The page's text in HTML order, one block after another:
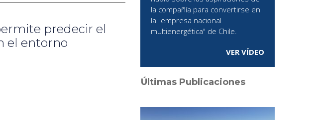
predecir el
el entorno
la compañía para convertirse en
la "empresa nacional
multienergética" de Chile.
VER VÍDEO
Últimas Publicaciones